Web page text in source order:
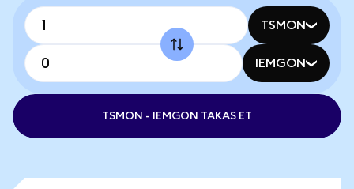
TSMON
IEMGON
TSMON - IEMGON TAKAS ET